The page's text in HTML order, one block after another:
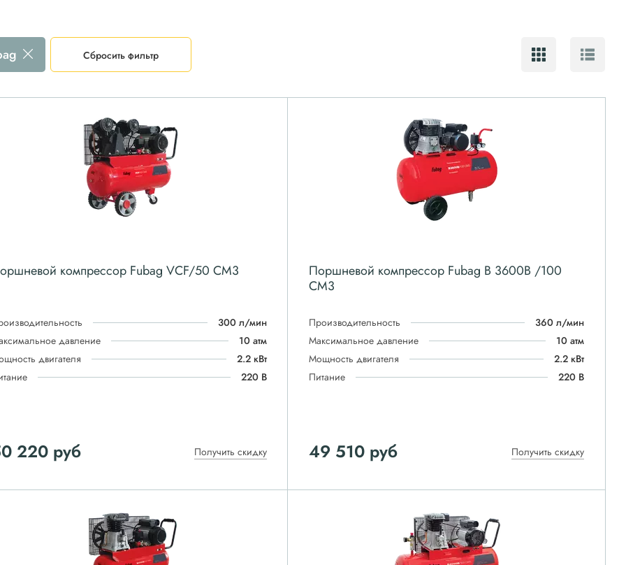
Сбросить фильтр
компрессор Fubag VCF/50 CM3
300 л/мин
давление
10 атм
двигателя
2.2 кВт
220 В
220 руб Получить скидку
Поршневой компрессор Fubag B 3600B /100
CM3
Производительность
360 л/мин
Максимальное давление
10 атм
Мощность двигателя
2.2 кВт
Питание
220 В
49 510руб Получить скидку